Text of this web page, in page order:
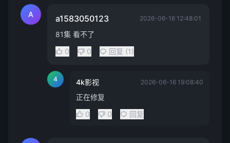
A a1583050123 2026-06-16 12:48:01
81集 看不了
0
0 回复 (1)
4 4k影视 2026-06-16 19:08:40
正在修复
0
0 回复